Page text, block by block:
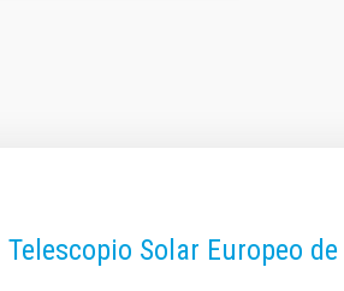
Solar Europeo